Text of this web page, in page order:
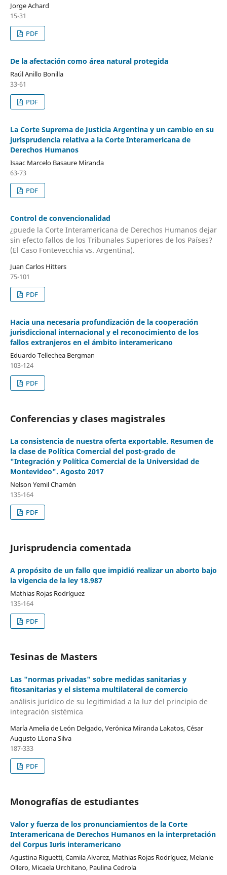
Jorge Achard
15-31
PDF
De la afectación como área natural protegida
Raúl Anillo Bonilla
33-61
PDF
La Corte Suprema de Justicia Argentina y un cambio en su
jurisprudencia relativa a la Corte Interamericana de
Derechos Humanos
Isaac Marcelo Basaure Miranda
63-73
PDF
Control de convencionalidad
¿puede la Corte Interamericana de Derechos Humanos dejar
sin efecto fallos de los Tribunales Superiores de los Países?
(El Caso Fontevecchia vs. Argentina).
Juan Carlos Hitters
75-101
PDF
Hacia una necesaria profundización de la cooperación
jurisdiccional internacional y el reconocimiento de los
fallos extranjeros en el ámbito interamericano
Eduardo Tellechea Bergman
103-124
PDF
Conferencias y clases magistrales
La consistencia de nuestra oferta exportable. Resumen de
la clase de Política Comercial del post-grado de
"Integración y Política Comercial de la Universidad de
Montevideo". Agosto 2017
Nelson Yemil Chamén
135-164
PDF
Jurisprudencia comentada
A propósito de un fallo que impidió realizar un aborto bajo
la vigencia de la ley 18.987
Mathias Rojas Rodríguez
135-164
PDF
Tesinas de Masters
Las "normas privadas" sobre medidas sanitarias y
fitosanitarias y el sistema multilateral de comercio
análisis jurídico de su legitimidad a la luz del principio de
integración sistémica
María Amelia de León Delgado, Verónica Miranda Lakatos, César
Augusto LLona Silva
187-333
PDF
Monografías de estudiantes
Valor y fuerza de los pronunciamientos de la Corte
Interamericana de Derechos Humanos en la interpretación
del Corpus Iuris interamericano
Agustina Riguetti, Camila Alvarez, Mathias Rojas Rodríguez, Melanie
Ollero, Micaela Urchitano, Paulina Cedrola